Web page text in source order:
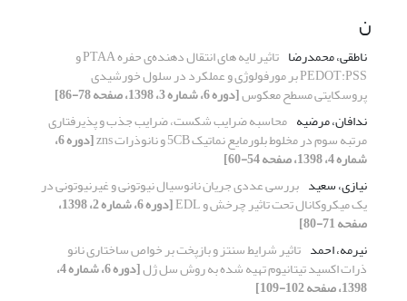
ن
ناطقی، محمدرضا تاثیر لایه های انتقال دهنده‌ی حفره PTAA و
PEDOT:PSS بر مورفولوژی و عملکرد در سلول خورشیدی
پروسکایتی مسطح معکوس[دوره 6، شماره 3، 1398، صفحه 78-86]
ندافان، مرضیه محاسبه ضرایب شکست، ضرایب جذب و پذیرفتاری
مرتبه سوم در مخلوط بلورمایع نماتیک 5CB و نانوذرات zns [دوره 6،
شماره 4، 1398، صفحه 54-60]
نیازی، سعید بررسی عددی جریان نانوسیال نیوتونی و غیرنیوتونی در
یک میکروکانال تحت تاثیر چرخش و EDL [دوره 6، شماره 2، 1398،
صفحه 71-80]
نیرمه، احمد تاثیر شرایط سنتز و بازپخت بر خواص ساختاری نانو
ذرات اکسید تیتانیوم تهیه شده به روش سل ژل [دوره 6، شماره 4،
1398، صفحه 102-109]